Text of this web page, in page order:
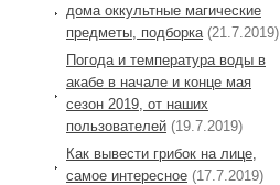
дома оккультные магические
предметы, подборка (21.7.2019)
Погода и температура воды в
акабе в начале и конце мая
сезон 2019, от наших
пользователей (19.7.2019)
Как вывести грибок на лице,
самое интересное (17.7.2019)